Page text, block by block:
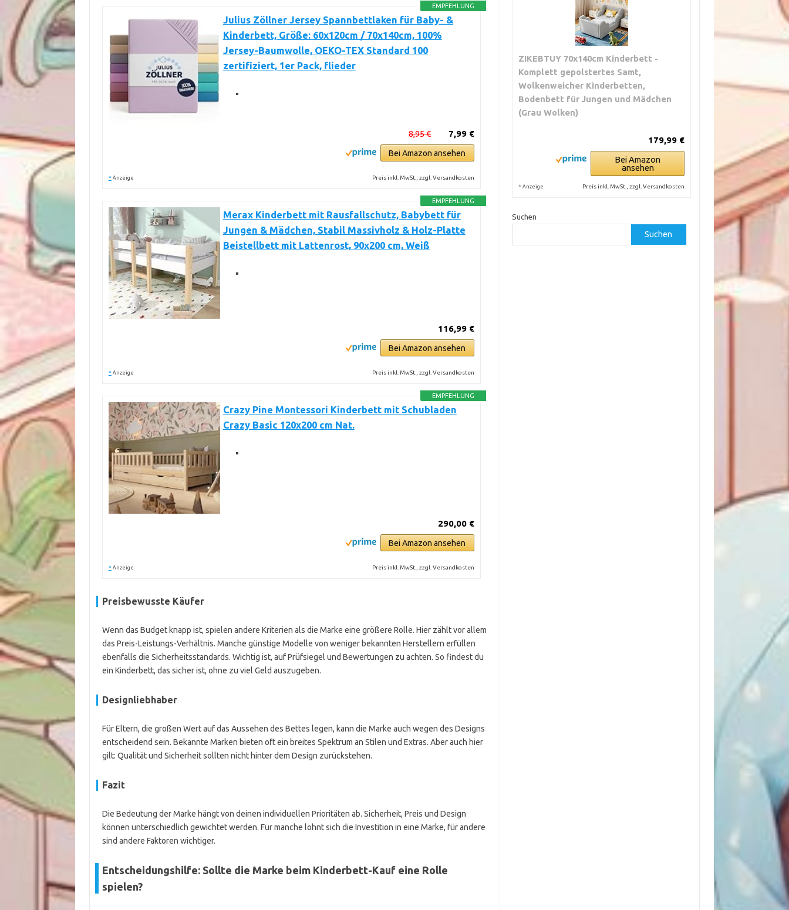
EMPFEHLUNG
Julius Zöllner Jersey Spannbettlaken für Baby- &
Kinderbett, Größe: 60x120cm / 70x140cm, 100%
Jersey-Baumwolle, OEKO-TEX Standard 100
zertifiziert, 1er Pack, flieder
7,99 €
8,95 €
Bei Amazon ansehen
* Anzeige Preis inkl. MwSt., zzgl. Versandkosten
EMPFEHLUNG
Merax Kinderbett mit Rausfallschutz, Babybett für
Jungen & Mädchen, Stabil Massivholz & Holz-Platte
Beistellbett mit Lattenrost, 90x200 cm, Weiß
116,99 €
Bei Amazon ansehen
* Anzeige Preis inkl. MwSt., zzgl. Versandkosten
EMPFEHLUNG
Crazy Pine Montessori Kinderbett mit Schubladen
Crazy Basic 120x200 cm Nat.
290,00 €
Bei Amazon ansehen
* Anzeige Preis inkl. MwSt., zzgl. Versandkosten
Preisbewusste Käufer
Wenn das Budget knapp ist, spielen andere Kriterien als die Marke eine größere Rolle. Hier zählt vor allem
das Preis-Leistungs-Verhältnis. Manche günstige Modelle von weniger bekannten Herstellern erfüllen
ebenfalls die Sicherheitsstandards. Wichtig ist, auf Prüfsiegel und Bewertungen zu achten. So findest du
ein Kinderbett, das sicher ist, ohne zu viel Geld auszugeben.
Designliebhaber
Für Eltern, die großen Wert auf das Aussehen des Bettes legen, kann die Marke auch wegen des Designs
entscheidend sein. Bekannte Marken bieten oft ein breites Spektrum an Stilen und Extras. Aber auch hier
gilt: Qualität und Sicherheit sollten nicht hinter dem Design zurückstehen.
Fazit
Die Bedeutung der Marke hängt von deinen individuellen Prioritäten ab. Sicherheit, Preis und Design
können unterschiedlich gewichtet werden. Für manche lohnt sich die Investition in eine Marke, für andere
sind andere Faktoren wichtiger.
Entscheidungshilfe: Sollte die Marke beim Kinderbett-Kauf eine Rolle
spielen?
ZIKEBTUY 70x140cm Kinderbett -
Komplett gepolstertes Samt,
Wolkenweicher Kinderbetten,
Bodenbett für Jungen und Mädchen
(Grau Wolken)
179,99 €
Bei Amazon
ansehen
* Anzeige Preis inkl. MwSt., zzgl. Versandkosten
Suchen
Suchen